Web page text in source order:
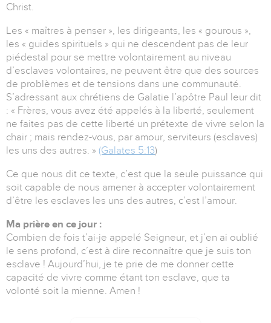
Christ.
Les « maîtres à penser », les dirigeants, les « gourous »,
les « guides spirituels » qui ne descendent pas de leur
piédestal pour se mettre volontairement au niveau
d’esclaves volontaires, ne peuvent être que des sources
de problèmes et de tensions dans une communauté.
S’adressant aux chrétiens de Galatie l’apôtre Paul leur dit
: « Frères, vous avez été appelés à la liberté, seulement
ne faites pas de cette liberté un prétexte de vivre selon la
chair ; mais rendez-vous, par amour, serviteurs (esclaves)
les uns des autres. » (Galates 5:13)
Ce que nous dit ce texte, c’est que la seule puissance qui
soit capable de nous amener à accepter volontairement
d’être les esclaves les uns des autres, c’est l’amour.
Ma prière en ce jour :
Combien de fois t’ai-je appelé Seigneur, et j’en ai oublié
le sens profond, c’est à dire reconnaître que je suis ton
esclave ! Aujourd’hui, je te prie de me donner cette
capacité de vivre comme étant ton esclave, que ta
volonté soit la mienne. Amen !